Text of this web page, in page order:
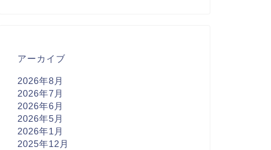
アーカイブ
2026年8月
2026年7月
2026年6月
2026年5月
2026年1月
2025年12月